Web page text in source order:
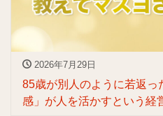
2026年7月29日
85歳が別人のように若返っ
感」が人を活かすという経